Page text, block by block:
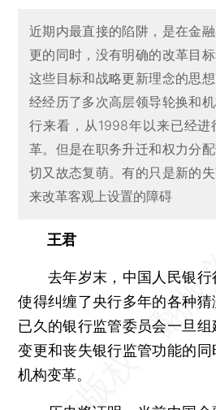
近期内最直接的陷阱，是在金
更的同时，没有明确的改革目
这些目标和战略更新理念的思
经经历了多次高层领导轮换和
行来看，从1998年以来已经进
革。但是在职务升迁和权力分
切又故态复萌。有的只是新的
来改革客观上设置的障碍
王君
去年岁末，中国人民银行
使得纠缠了央行多年的各种
已久的银行监管委员会一旦
变更和丧失银行监管功能的
机构变革。